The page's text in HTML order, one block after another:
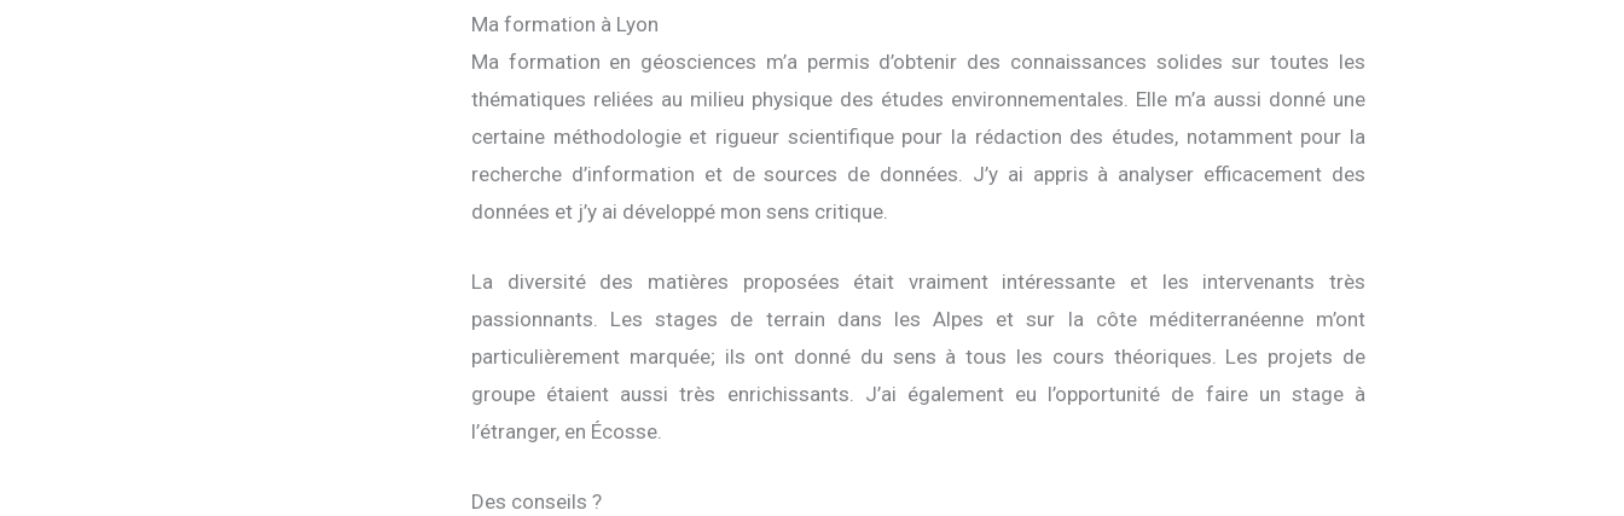
Ma formation à Lyon
Ma formation en géosciences m’a permis d’obtenir des connaissances solides sur toutes les
thématiques reliées au milieu physique des études environnementales. Elle m’a aussi donné une
certaine méthodologie et rigueur scientifique pour la rédaction des études, notamment pour la
recherche d’information et de sources de données. J’y ai appris à analyser efficacement des
données et j’y ai développé mon sens critique.
La diversité des matières proposées était vraiment intéressante et les intervenants très
passionnants. Les stages de terrain dans les Alpes et sur la côte méditerranéenne m’ont
particulièrement marquée; ils ont donné du sens à tous les cours théoriques. Les projets de
groupe étaient aussi très enrichissants. J’ai également eu l’opportunité de faire un stage à
l’étranger, en Écosse.
Des conseils ?